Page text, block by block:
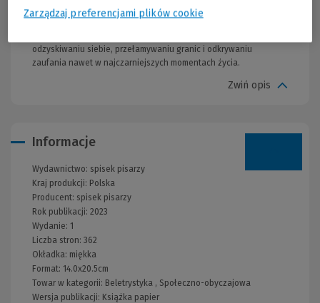
zaczynają wychodzić dawno ukryte sekrety, a zabliźnione rany
otwierają się ponownie.Czy artystka zdoła wytyczyć drogę do
odzyskiwaniu siebie, przełamywaniu granic i odkrywaniu
zaufania nawet w najczarniejszych momentach życia.
Zwiń opis
Informacje
Wydawnictwo: spisek pisarzy
Kraj produkcji: Polska
Producent: spisek pisarzy
Rok publikacji: 2023
Wydanie: 1
Liczba stron: 362
Okładka: miękka
Format: 14.0x20.5cm
Towar w kategorii: Beletrystyka , Społeczno-obyczajowa
Wersja publikacji: Książka papier
Zarządzaj preferencjami plików cookie